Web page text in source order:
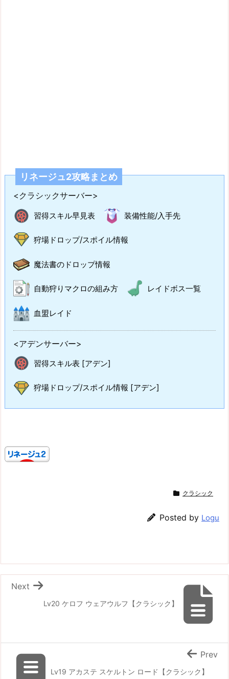
リネージュ2攻略まとめ
<クラシックサーバー>
習得スキル早見表 装備性能/入手先
狩場ドロップ/スポイル情報
魔法書のドロップ情報
自動狩りマクロの組み方 レイドボス一覧
血盟レイド
<アデンサーバー>
習得スキル表 [アデン]
狩場ドロップ/スポイル情報 [アデン]
クラシック
Posted by Logu
Lv20 ケロフ ウェアウルフ【クラシック】
Next
Lv19 アカステ スケルトン ロード【クラシック】
Prev